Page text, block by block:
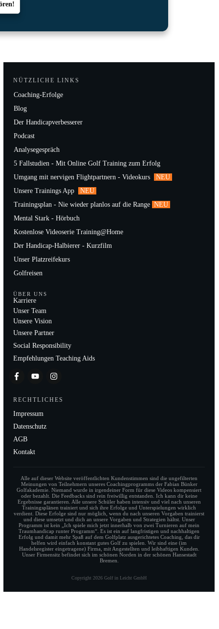
NÜTZLICHE LINKS
Coaching-Erfolge
Blog
Der Handicapverbesserer
Podcast
Analysegespräch
5 Fallstudien - Mit Online Golf Training zum Erfolg
Umgang mit nervigen Flightpartnern - Videokurs
NEU
Unsere Trainings App
NEU
Trainingsplan - Nie wieder planlos auf die Range NEU
Mental Stark - Hörbuch
Kostenlose Videoserie Training@Home
Der Handicap-Halbierer - Kurzfilm
Unser Platzreifekurs
Golfreisen
ÜBER UNS
Karriere
Unser Team
Unsere Vision
Unsere Partner
Social Responsibility
Empfehlungen Teaching Aids
RECHTLICHES
Impressum
Datenschutz
AGB
Kontakt
Alle auf dieser Website veröffentlichten Kundenstimmen sind die ungefilterten
Meinungen von Teilnehmern unseres Coachingprogramms der Fabian Bünker
Golfakademie. Niemand wurde in irgendeiner Form für diese Videos kompensiert
oder bezahlt. Die Feedbacks sind rein freiwillig entstanden. Ich kann dir keine
Ergebnisse garantieren. Alle unsere Schüler haben intensiv und viel nach unseren
Trainingsplänen trainiert und sich ihre Erfolge und Unterspielungen wirklich
verdient. Diese Erfolge sind nur möglich, wenn du nach unseren Vorgaben trainierst
und diese umsetzt und dich an unsere Vorgaben und Strategien hältst. Unser
Programm ist kein „Ich spiele mich jetzt innerhalb von zwei Turnieren auf mein
Traumhandicap runter Programm“. Es ist ein auf langfristigen und nachhaltigen
Erfolg und damit mehr Spaß auf dem Golfplatz ausgerichtetes Coaching, das dir
helfen wird einfach konstant gutes Golf zu spielen. Wir sind eine (im
Handelsregister eingetragene) Firma, mit Angestellten und leibhaftigen Kunden.
Unser Firmensitz befindet sich im schönen Norden in der schönen Hansestadt
Bremen.
Copyright 2026 Golf in Leicht GmbH